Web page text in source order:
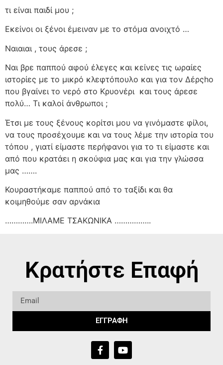
τι είναι παιδί μου ;
Εκείνοι οι ξένοι έμειναν με το στόμα ανοιχτό …
Ναιαιαι , τους άρεσε ;
Ναι βρε παππού αφού έλεγες και κείνες τις ωραίες
ιστορίες με το μικρό κλεφτόπουλο και για τον Δέρςho
που βγαίνει το νερό στο Κρυονέρι και τους άρεσε
πολύ… Τι καλοί άνθρωποι ;
Έτσι με τους ξένους κορίτσι μου να γινόμαστε φίλοι,
να τους προσέχουμε και να τους λέμε την ιστορία του
τόπου , γιατί είμαστε περήφανοι για το τι είμαστε και
από που κρατάει η σκούφια μας και για την γλώσσα
μας …….
Κουραστήκαμε παππού από το ταξίδι και θα
κοιμηθούμε σαν αρνάκια
………….ΜΙΛΑΜΕ ΤΣΑΚΩΝΙΚΑ ……………..
Κρατήστε Επαφή
ΕΓΓΡΑΦΗ